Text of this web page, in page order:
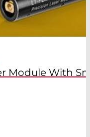
Module With